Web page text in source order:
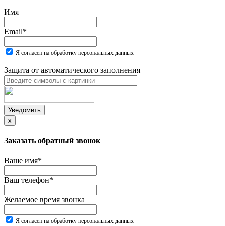
Имя
Email*
Я согласен на обработку персональных данных
Защита от автоматического заполнения
Уведомить
x
Заказать обратный звонок
Ваше имя*
Ваш телефон*
Желаемое время звонка
Я согласен на обработку персональных данных